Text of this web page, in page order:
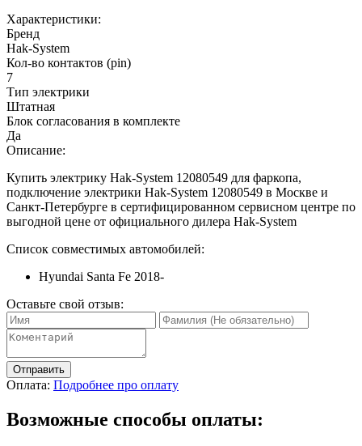
Характеристики:
Бренд
Hak-System
Кол-во контактов (pin)
7
Тип электрики
Штатная
Блок согласования в комплекте
Да
Описание:
Купить электрику Hak-System 12080549 для фаркопа,
подключение электрики Hak-System 12080549 в Москве и
Санкт-Петербурге в сертифицированном сервисном центре по
выгодной цене от официального дилера Hak-System
Список совместимых автомобилей:
Hyundai Santa Fe 2018-
Оставьте свой отзыв:
Отправить
Оплата: Подробнее про оплату
Возможные способы оплаты: